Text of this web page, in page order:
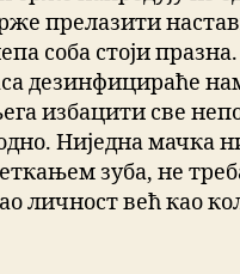
прелазити
соба стоји
дезинфицираће
избацити све
Ниједна мачка
зуба, не
личност већ као